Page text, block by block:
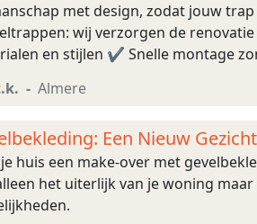
met design, zodat jouw
wij verzorgen de
en stijlen ✔ Snelle montage
Almere
Een Nieuw
huis een make-over met
het uiterlijk van je woning